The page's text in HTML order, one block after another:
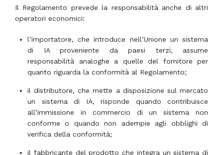
Il Regolamento prevede la responsabilità anche di altri
operatori economici:
l’importatore, che introduce nell’Unione un sistema
di IA proveniente da paesi terzi, assume
responsabilità analoghe a quelle del fornitore per
quanto riguarda la conformità al Regolamento;
il distributore, che mette a disposizione sul mercato
un sistema di IA, risponde quando contribuisce
all’immissione in commercio di un sistema non
conforme o quando non adempie agli obblighi di
verifica della conformità;
il fabbricante del prodotto che integra un sistema di